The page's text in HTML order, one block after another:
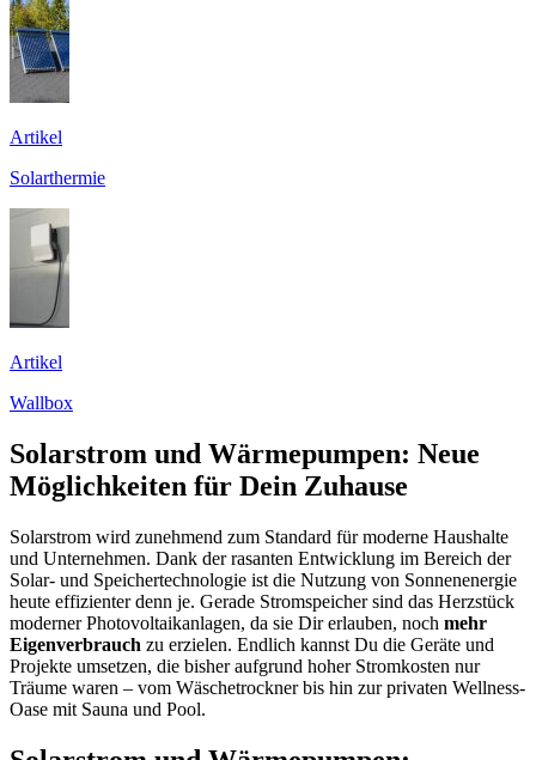
Artikel
Solarthermie
Artikel
Wallbox
Solarstrom und Wärmepumpen: Neue
Möglichkeiten für Dein Zuhause
Solarstrom wird zunehmend zum Standard für moderne Haushalte
und Unternehmen. Dank der rasanten Entwicklung im Bereich der
Solar- und Speichertechnologie ist die Nutzung von Sonnenenergie
heute effizienter denn je. Gerade Stromspeicher sind das Herzstück
moderner Photovoltaikanlagen, da sie Dir erlauben, noch mehr
Eigenverbrauch zu erzielen. Endlich kannst Du die Geräte und
Projekte umsetzen, die bisher aufgrund hoher Stromkosten nur
Träume waren – vom Wäschetrockner bis hin zur privaten Wellness-
Oase mit Sauna und Pool.